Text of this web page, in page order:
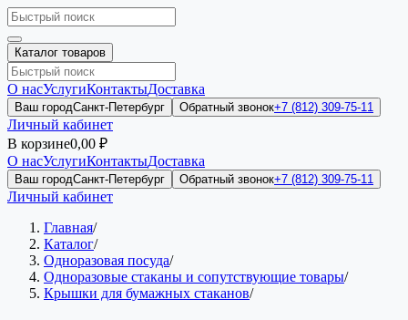
Каталог товаров
О насУслугиКонтактыДоставка
Ваш городСанкт-Петербург Обратный звонок+7 (812) 309-75-11
Личный кабинет
В корзине0,00 ₽
О насУслугиКонтактыДоставка
Ваш городСанкт-Петербург Обратный звонок+7 (812) 309-75-11
Личный кабинет
Главная/
Каталог/
Одноразовая посуда/
Одноразовые стаканы и сопутствующие товары/
Крышки для бумажных стаканов/